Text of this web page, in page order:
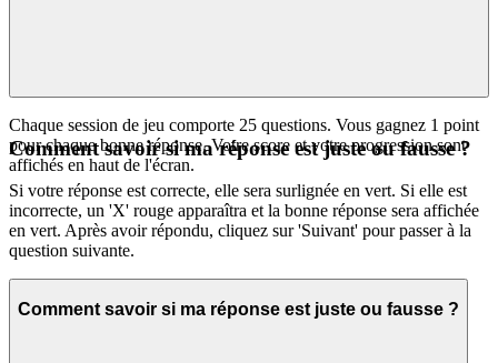
Chaque session de jeu comporte 25 questions. Vous gagnez 1 point
pour chaque bonne réponse. Votre score et votre progression sont
affichés en haut de l'écran.
Comment savoir si ma réponse est juste ou fausse ?
Si votre réponse est correcte, elle sera surlignée en vert. Si elle est
incorrecte, un 'X' rouge apparaîtra et la bonne réponse sera affichée
en vert. Après avoir répondu, cliquez sur 'Suivant' pour passer à la
question suivante.
Comment savoir si ma réponse est juste ou fausse ?